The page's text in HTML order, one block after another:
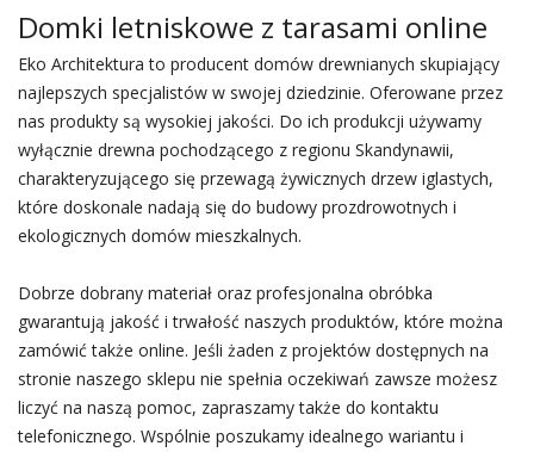
Domki letniskowe z tarasami online
Eko Architektura to producent domów drewnianych skupiający
najlepszych specjalistów w swojej dziedzinie. Oferowane przez
nas produkty są wysokiej jakości. Do ich produkcji używamy
wyłącznie drewna pochodzącego z regionu Skandynawii,
charakteryzującego się przewagą żywicznych drzew iglastych,
które doskonale nadają się do budowy prozdrowotnych i
ekologicznych domów mieszkalnych.
Dobrze dobrany materiał oraz profesjonalna obróbka
gwarantują jakość i trwałość naszych produktów, które można
zamówić także online. Jeśli żaden z projektów dostępnych na
stronie naszego sklepu nie spełnia oczekiwań zawsze możesz
liczyć na naszą pomoc, zapraszamy także do kontaktu
telefonicznego. Wspólnie poszukamy idealnego wariantu i